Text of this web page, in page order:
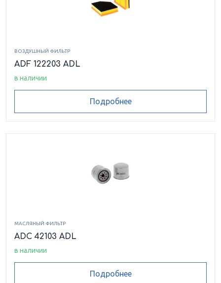
ВОЗДУШНЫЙ ФИЛЬТР
ADF 122203 ADL
в наличии
Подробнее
МАСЛЯНЫЙ ФИЛЬТР
ADC 42103 ADL
в наличии
Подробнее